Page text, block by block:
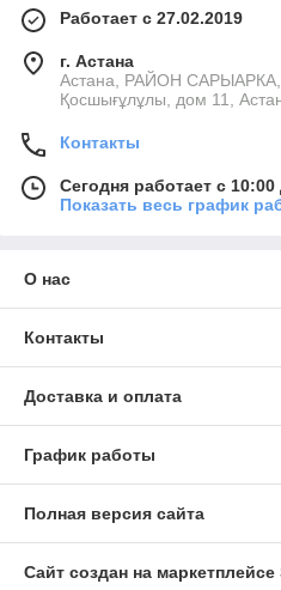
Работает с 27.02.2019
г. Астана
Астана, РАЙОН
Қосшығұлұлы, дом 11,
Контакты
Сегодня работает с 10:00
Показать весь график
О нас
Контакты
Доставка и оплата
График работы
Полная версия сайта
Сайт создан на маркетплейсе